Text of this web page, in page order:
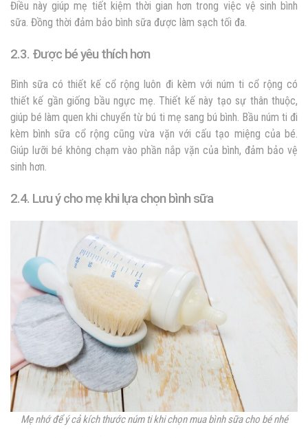
Điều này giúp mẹ tiết kiệm thời gian hơn trong việc vệ sinh bình
sữa. Đồng thời đảm bảo bình sữa được làm sạch tối đa.
2.3. Được bé yêu thích hơn
Bình sữa có thiết kế cổ rộng luôn đi kèm với núm ti cổ rộng có
thiết kế gần giống bầu ngực mẹ. Thiết kế này tạo sự thân thuộc,
giúp bé làm quen khi chuyển từ bú ti mẹ sang bú bình. Bầu núm ti đi
kèm bình sữa cổ rộng cũng vừa vặn với cấu tạo miệng của bé.
Giúp lưỡi bé không chạm vào phần nắp vặn của bình, đảm bảo vệ
sinh hơn.
2.4. Lưu ý cho mẹ khi lựa chọn bình sữa
Mẹ nhớ để ý cả kích thước núm ti khi chọn mua bình sữa cho bé nhé